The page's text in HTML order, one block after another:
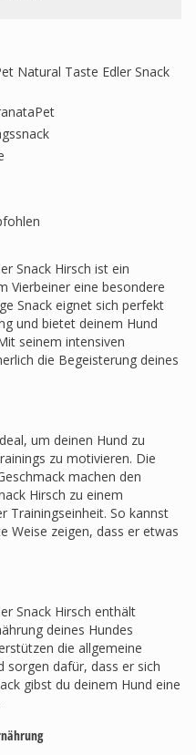
Natural Taste Edler Snack
Snack Hirsch ist ein
Vierbeiner eine besondere
Snack eignet sich perfekt
und bietet deinem Hund
seinem intensiven
die Begeisterung deines
um deinen Hund zu
zu motivieren. Die
machen den
Hirsch zu einem
Trainingseinheit. So kannst
Weise zeigen, dass er etwas
Snack Hirsch enthält
deines Hundes
die allgemeine
sorgen dafür, dass er sich
gibst du deinem Hund eine